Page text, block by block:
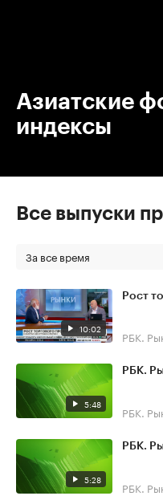
Азиатские
индексы
Все выпуски
За все время
10:02
Рост
РБК.
5:48
РБК.
РБК.
5:28
РБК.
РБК.